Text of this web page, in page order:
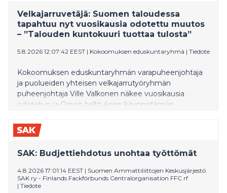
Velkajarruvetäjä: Suomen taloudessa
tapahtuu nyt vuosikausia odotettu muutos
– ”Talouden kuntokuuri tuottaa tulosta”
5.8.2026 12:07:42 EEST | Kokoomuksen eduskuntaryhmä | Tiedote
Kokoomuksen eduskuntaryhmän varapuheenjohtaja
ja puolueiden yhteisen velkajarrutyöryhmän
puheenjohtaja Ville Valkonen näkee vuosikausia
odotetun ja Orpon hallituksen käynnistämän
taloudessa. Yksityinen sektori ja kansantalous kasvavat
samalla, kun suuria julkisia menoja saadaan
SAK: Budjettiehdotus unohtaa työttömät
4.8.2026 17:01:14 EEST | Suomen Ammattiliittojen Keskusjärjestö
SAK ry - Finlands Fackförbunds Centralorganisation FFC rf
| Tiedote